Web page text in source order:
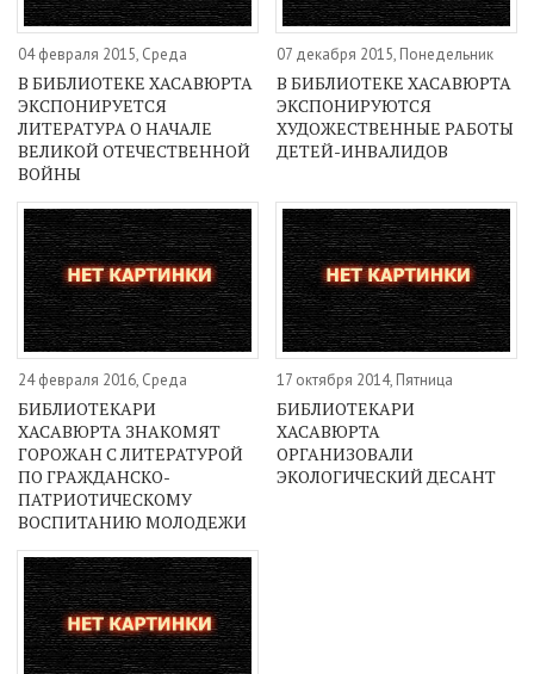
04 февраля 2015, Среда
В БИБЛИОТЕКЕ ХАСАВЮРТА
ЭКСПОНИРУЕТСЯ
ЛИТЕРАТУРА О НАЧАЛЕ
ВЕЛИКОЙ ОТЕЧЕСТВЕННОЙ
ВОЙНЫ
07 декабря 2015, Понедельник
В БИБЛИОТЕКЕ ХАСАВЮРТА
ЭКСПОНИРУЮТСЯ
ХУДОЖЕСТВЕННЫЕ РАБОТЫ
ДЕТЕЙ-ИНВАЛИДОВ
24 февраля 2016, Среда
БИБЛИОТЕКАРИ
ХАСАВЮРТА ЗНАКОМЯТ
ГОРОЖАН С ЛИТЕРАТУРОЙ
ПО ГРАЖДАНСКО-
ПАТРИОТИЧЕСКОМУ
ВОСПИТАНИЮ МОЛОДЕЖИ
17 октября 2014, Пятница
БИБЛИОТЕКАРИ
ХАСАВЮРТА
ОРГАНИЗОВАЛИ
ЭКОЛОГИЧЕСКИЙ ДЕСАНТ